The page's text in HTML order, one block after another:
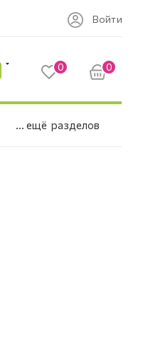
Войти
0 0
... ещё разделов